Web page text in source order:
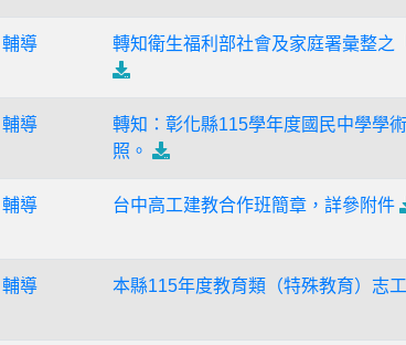
輔導 轉知衛生福利部社會及家庭署彙整之
輔導
轉知：彰化縣115學年度國民中學學
照。
輔導 台中高工建教合作班簡章，詳參附件
輔導 本縣115年度教育類（特殊教育）志